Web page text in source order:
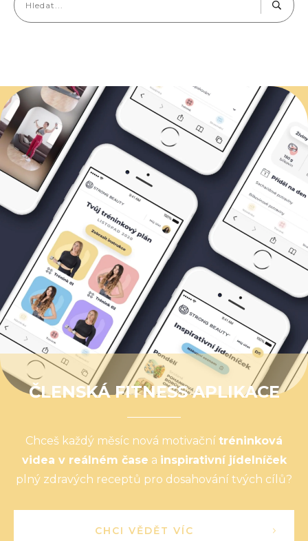
ČLENSKÁ FITNESS APLIKACE
Chceš každý měsíc nová motivační tréninková
videa v reálném čase a inspirativní jídelníček
plný zdravých receptů pro dosahování tvých cílů?
CHCI VĚDĚT VÍC